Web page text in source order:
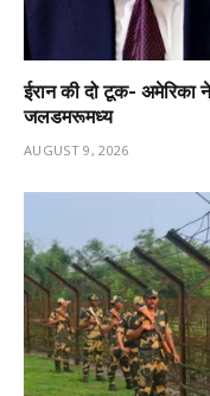
ईरान की दो टूक- अमेरिका ने
जलडमरूमध्य
AUGUST 9, 2026